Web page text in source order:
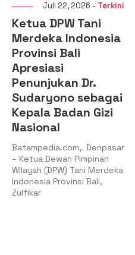
Juli 22, 2026 -Terkini
Ketua PW GP Ansor
Jawa Timur: Gaza
Menguji Nurani
Dunia PBB Harus
Reformasi Total
atau Kehilangan
Legitimasi
Batampedia.com,. Surabaya
– Ketua Pimpinan Wilayah
Gerakan Pemuda Ansor
Jawa Timur, H. Musaffa
Safril,